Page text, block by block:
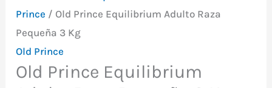
Prince / Old Prince Equilibrium Adulto Raza
Pequeña 3 Kg
Old Prince
Old Prince Equilibrium